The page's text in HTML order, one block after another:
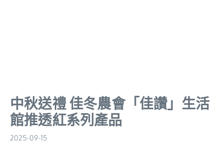
中秋送禮 佳冬農會「佳讚」生活
館推透紅系列產品
2025-09-15